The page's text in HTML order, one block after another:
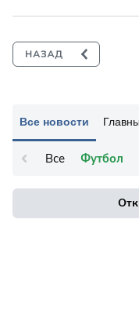
Все новости
Все Футбол